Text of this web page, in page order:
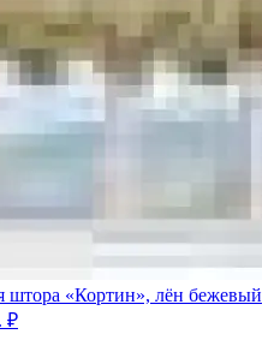
штора «Кортин», лён бежевый
₽